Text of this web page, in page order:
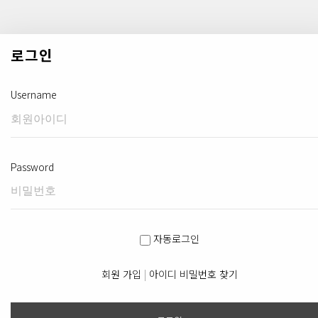
로그인
Username
Password
자동로그인
회원 가입 | 아이디 비밀번호 찾기